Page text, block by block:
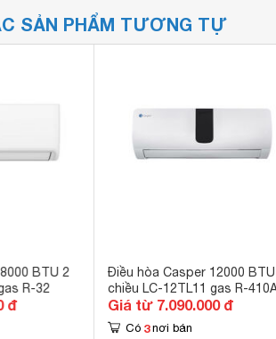
SẢN PHẨM TƯƠNG TỰ
BTU 2
R-32
đ
Điều hòa Casper 12000
chiều LC-12TL11 gas R-
Giá từ 7.090.000 đ
Có 3 nơi bán